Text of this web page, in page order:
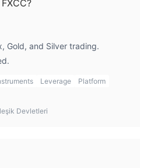
Gold, and Silver trading.
Leverage
Platform
Devletleri